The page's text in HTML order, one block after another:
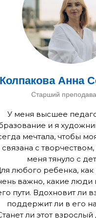
Колпакова Анна
Старший
У меня высшее
и я
мечтала, чтобы
связана с
меня тянуло с
любого ребенка, как
важно, какие люди
пути. Вдохновит ли
поддержит ли в его
ли этот